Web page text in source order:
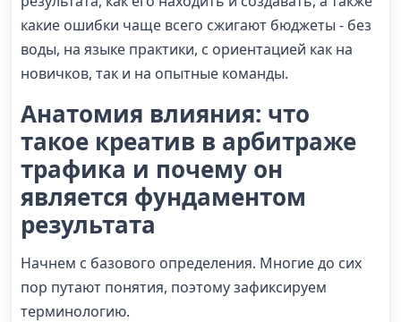
какие ошибки чаще всего сжигают бюджеты - без
воды, на языке практики, с ориентацией как на
новичков, так и на опытные команды.
Анатомия влияния: что
такое креатив в арбитраже
трафика и почему он
является фундаментом
результата
Начнем с базового определения. Многие до сих
пор путают понятия, поэтому зафиксируем
терминологию.